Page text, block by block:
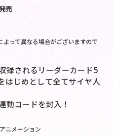
売
って異なる場合がございますので
録されるリーダーカード5
はじめとして全てサイヤ人
動コードを封入！
ニメーション